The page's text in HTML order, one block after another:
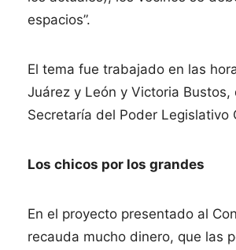
espacios”.
El tema fue trabajado en las
Juárez y León y Victoria
Secretaría del Poder
Los chicos por los grandes
En el proyecto presentado al
recauda mucho dinero, que las